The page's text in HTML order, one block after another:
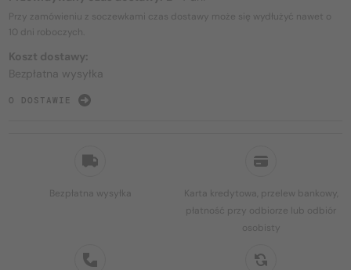
Bezpłatna wysyłka
Karta kredytowa, przelew bankowy,
płatność przy odbiorze lub odbiór
osobisty
Przy zamówieniu z soczewkami czas dostawy może się wydłużyć nawet o
10 dni roboczych.
Koszt dostawy:
Bezpłatna wysyłka
O DOSTAWIE